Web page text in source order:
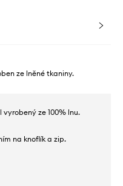
ze lněné tkaniny.
ze 100% lnu.
na knoflík a zip.